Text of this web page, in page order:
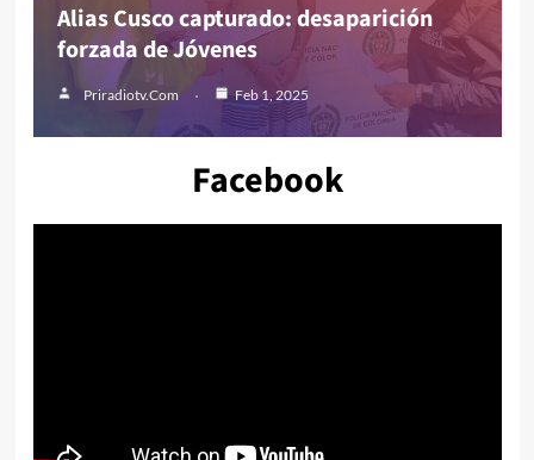
Alias Cusco capturado: desaparición
forzada de Jóvenes
Priradiotv.com Feb 1, 2025
Facebook